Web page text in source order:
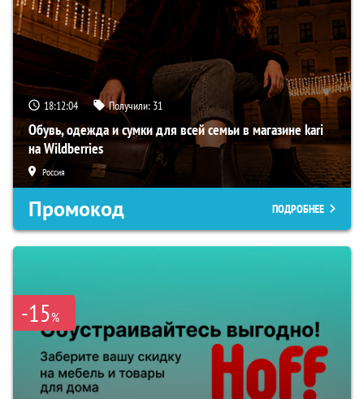
18:12:03 Получили: 31
Обувь, одежда и сумки для всей семьи в магазине kari
на Wildberries
Россия
Промокод ПОДРОБНЕЕ
-15%